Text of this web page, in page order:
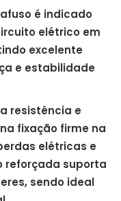
é indicado
elétrico em
excelente
e estabilidade
resistência e
fixação firme na
elétricas e
reforçada suporta
sendo ideal